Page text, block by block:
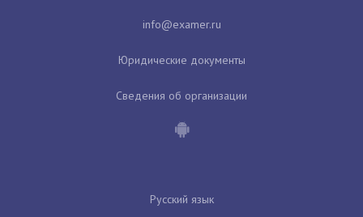
Юридические документы
Сведения об организации
Русский язык